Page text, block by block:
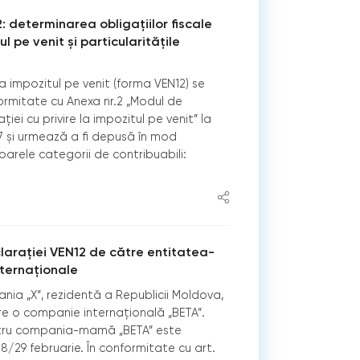
determinarea obligațiilor fiscale
pe venit și particularitățile
impozitul pe venit (forma VEN12) se
cu Anexa nr.2 „Modul de
cu privire la impozitul pe venit” la
și urmează a fi depusă în mod
categorii de contribuabili:
VEN12 de către entitatea-
„X”, rezidentă a Republicii Moldova,
companie internațională „BETA”.
compania-mamă „BETA” este
29 februarie. În conformitate cu art.